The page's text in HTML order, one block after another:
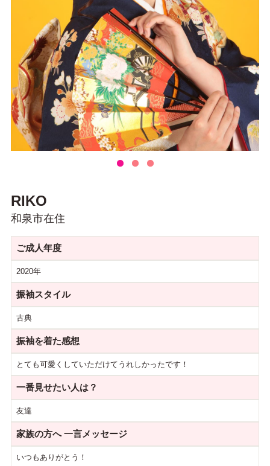
RIKO
和泉市在住
ご成人年度
2020年
振袖スタイル
古典
振袖を着た感想
とても可愛くしていただけてうれしかったです！
一番見せたい人は？
友達
家族の方へ一言メッセージ
いつもありがとう！